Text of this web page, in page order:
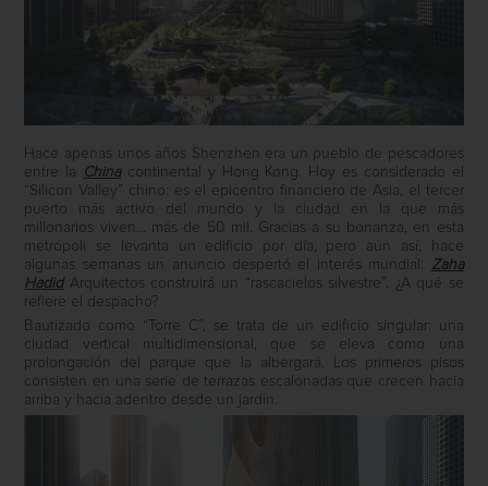
Hace apenas unos años Shenzhen era un pueblo de pescadores
entre la
Chinacontinental y Hong Kong. Hoy es considerado el
“Silicon Valley” chino: es el epicentro financiero de Asia, el tercer
puerto más activo del mundo y la ciudad en la que más
millonarios viven… más de 50 mil. Gracias a su bonanza, en esta
metrópoli se levanta un edificio por día, pero aún así, hace
algunas semanas un anuncio despertó el interés mundial:
Zaha
HadidArquitectos construirá un “rascacielos silvestre”. ¿A qué se
refiere el despacho?
Bautizado como “Torre C”, se trata de un edificio singular: una
ciudad vertical multidimensional, que se eleva como una
prolongación del parque que la albergará. Los primeros pisos
consisten en una serie de terrazas escalonadas que crecen hacia
arriba y hacia adentro desde un jardín.